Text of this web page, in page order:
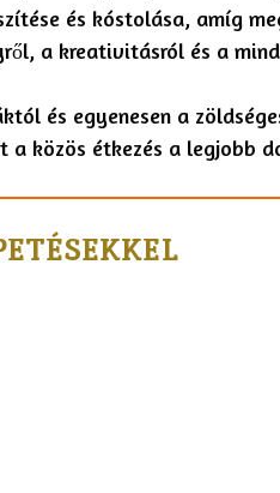
és kóstolása, amíg
a kreativitásról és a
és egyenesen a
a közös étkezés a legjobb